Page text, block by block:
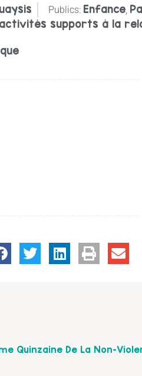
Publics: Enfance,
supports à la